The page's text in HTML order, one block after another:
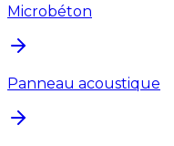
Microbéton
Panneau acoustique